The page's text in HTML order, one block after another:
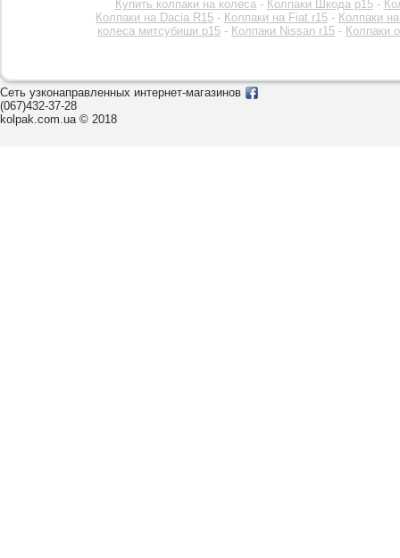
Купить колпаки на колеса- Колпаки Шкода р15-
Колпаки на Dacia R15 - Колпаки на Fiat r15 - Колпаки
колеса митсубиши р15 - Колпаки Nissan r15 - Колпаки
Сеть узконаправленных интернет-магазинов
(067)432-37-28
kolpak.com.ua © 2018